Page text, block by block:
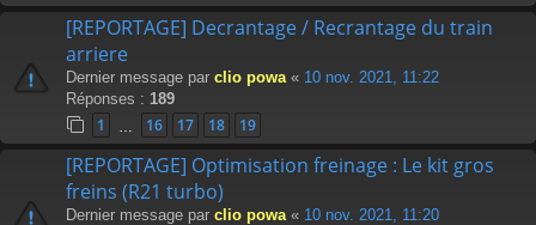
[REPORTAGE] Decrantage / Recrantage du train
arriere
Dernier message par clio powa « 10 nov. 2021, 11:22
Réponses : 189
1 16 17 18 19
[REPORTAGE] Optimisation freinage : Le kit gros
freins (R21 turbo)
Dernier message par clio powa « 10 nov. 2021, 11:20